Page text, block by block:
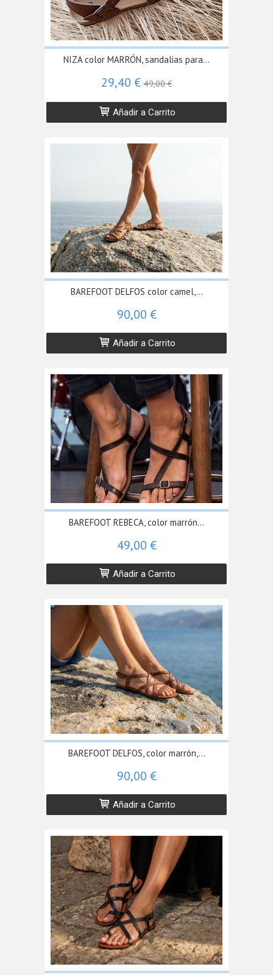
NIZA color MARRÓN, sandalias para...
29,40 €49,00 €
Añadir a Carrito
BAREFOOT DELFOS color camel,...
90,00 €
Añadir a Carrito
BAREFOOT REBECA, color marrón...
49,00 €
Añadir a Carrito
BAREFOOT DELFOS, color marrón,...
90,00 €
Añadir a Carrito